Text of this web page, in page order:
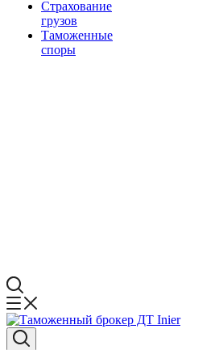
Страхование
грузов
Таможенные
споры